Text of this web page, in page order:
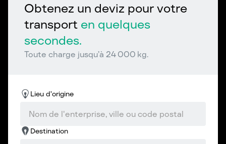
Obtenez un deviz pour votre
transport en quelques
secondes.
Toute charge jusqu’à 24 000 kg.
Lieu d’origine
Destination